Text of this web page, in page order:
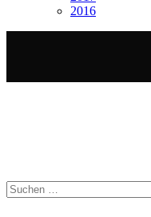
2016
Suchen
nach: